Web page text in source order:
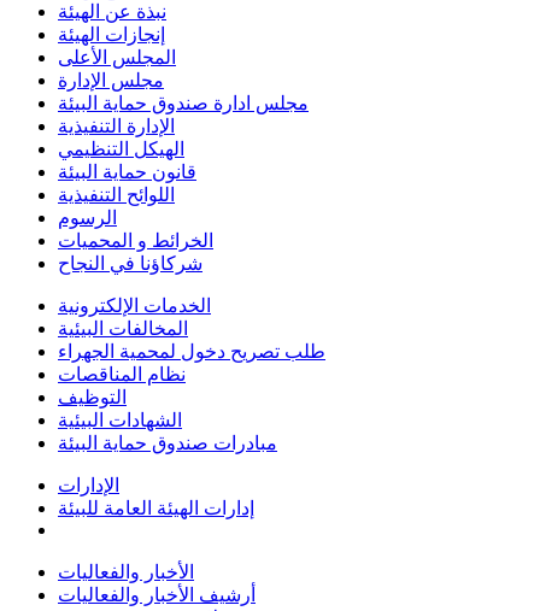
نبذة عن الهيئة
إنجازات الهيئة
المجلس الأعلى
مجلس الإدارة
مجلس ادارة صندوق حماية البيئة
الإدارة التنفيذية
الهيكل التنظيمي
قانون حماية البيئة
اللوائح التنفيذية
الرسوم
الخرائط و المحميات
شركاؤنا في النجاح
الخدمات الإلكترونية
المخالفات البيئية
طلب تصريح دخول لمحمية الجهراء
نظام المناقصات
التوظيف
الشهادات البيئية
مبادرات صندوق حماية البيئة
الإدارات
إدارات الهيئة العامة للبيئة
الأخبار والفعاليات
أرشيف الأخبار والفعاليات